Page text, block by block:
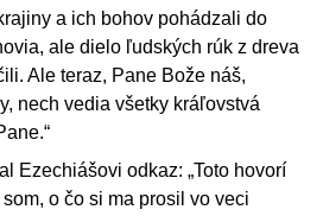
a ich bohov pohádzali do
ale dielo ľudských rúk z dreva
Ale teraz, Pane Bože náš,
nech vedia všetky kráľovstvá
Ezechiášovi odkaz: „Toto hovorí
o čo si ma prosil vo veci